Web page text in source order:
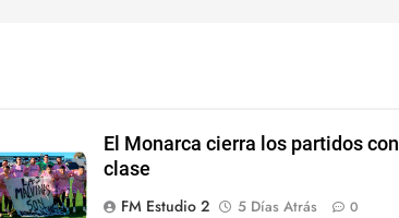
El Monarca cierra los partidos con
clase
FM Estudio 2
5 Días Atrás 0